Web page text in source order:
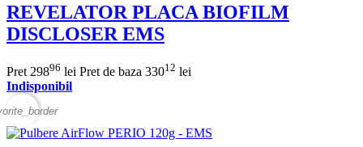
REVELATOR PLACA BIOFILM
DISCLOSER EMS
Pret 29896 lei Pret de baza 33012 lei
Indisponibil